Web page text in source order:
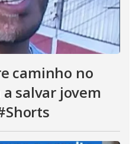
caminho no
salvar jovem